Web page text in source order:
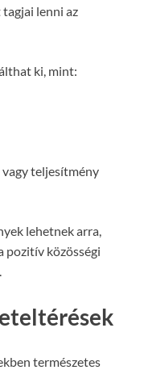
lenni az
ki, mint:
vagy teljesítmény
lehetnek arra,
pozitív közösségi
természetes